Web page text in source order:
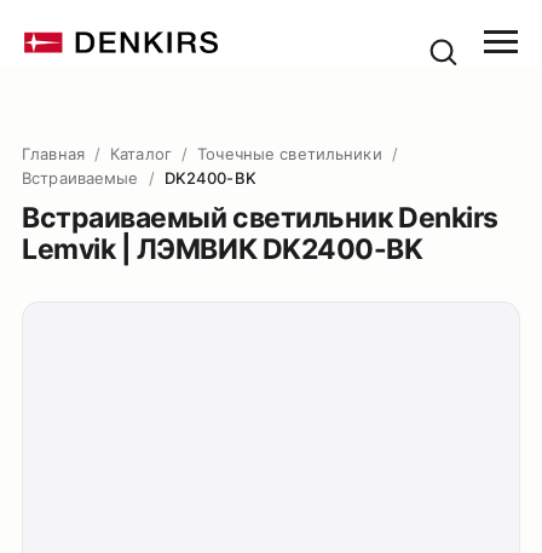
Главная / Каталог / Точечные светильники
/
Встраиваемые
/ DK2400-BK
Встраиваемый светильник Denkirs
Lemvik | ЛЭМВИК DK2400-BK